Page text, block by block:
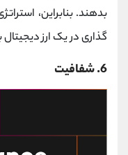
بدهند. بنابراین،
گذاری در یک ارز دیجیتال
6. شفافیت